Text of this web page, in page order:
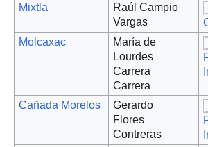
Mixtla
Raúl Campio
Vargas
Molcaxac
María de
Lourdes
Carrera
Carrera
Cañada Morelos
Gerardo
Flores
Contreras